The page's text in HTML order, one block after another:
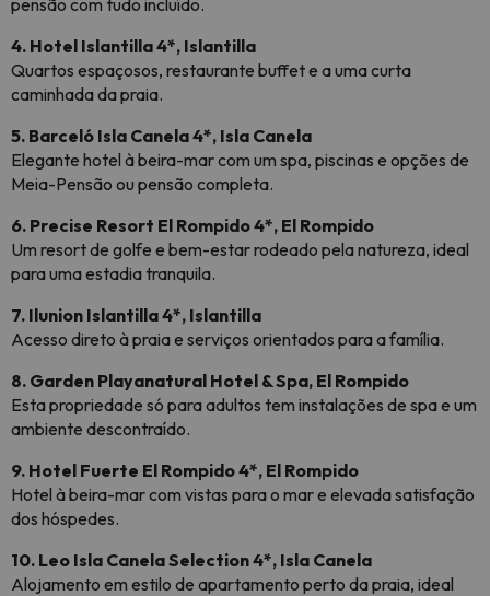
pensão com tudo incluído.
4. Hotel Islantilla 4*, Islantilla
Quartos espaçosos, restaurante buffet e a uma curta
caminhada da praia.
5. Barceló Isla Canela 4*, Isla Canela
Elegante hotel à beira-mar com um spa, piscinas e opções de
Meia-Pensão ou pensão completa.
6. Precise Resort El Rompido 4*, El Rompido
Um resort de golfe e bem-estar rodeado pela natureza, ideal
para uma estadia tranquila.
7. Ilunion Islantilla 4*, Islantilla
Acesso direto à praia e serviços orientados para a família.
8. Garden Playanatural Hotel & Spa, El Rompido
Esta propriedade só para adultos tem instalações de spa e um
ambiente descontraído.
9. Hotel Fuerte El Rompido 4*, El Rompido
Hotel à beira-mar com vistas para o mar e elevada satisfação
dos hóspedes.
10. Leo Isla Canela Selection 4*, Isla Canela
Alojamento em estilo de apartamento perto da praia, ideal